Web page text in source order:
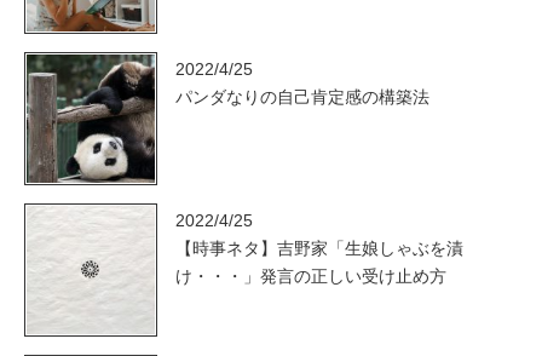
2022/4/25
パンダなりの自己肯定感の構築法
2022/4/25
【時事ネタ】吉野家「生娘しゃぶを漬
け・・・」発言の正しい受け止め方